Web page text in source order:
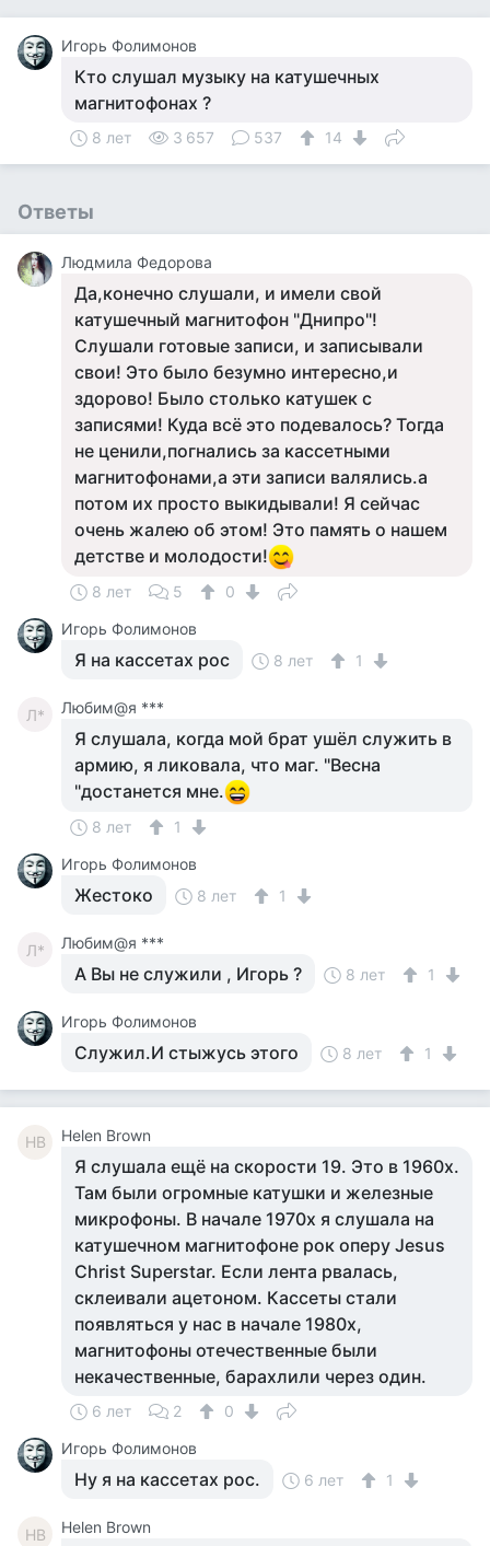
Игорь Фолимонов
Кто слушал музыку на катушечных
магнитофонах ?
8 лет 3 657 537 14
Ответы
Людмила Федорова
Да,конечно слушали, и имели свой
катушечный магнитофон "Днипро"!
Слушали готовые записи, и записывали
свои! Это было безумно интересно,и
здорово! Было столько катушек с
записями! Куда всё это подевалось? Тогда
не ценили,погнались за кассетными
магнитофонами,а эти записи валялись.а
потом их просто выкидывали! Я сейчас
очень жалею об этом! Это память о нашем
детстве и молодости!
8 лет 5
0
Игорь Фолимонов
Я на кассетах рос 8 лет 1
Л* Любим@я ***
Я слушала, когда мой брат ушёл служить в
армию, я ликовала, что маг. "Весна
"достанется мне.
8 лет
1
Игорь Фолимонов
Жестоко 8 лет 1
Л* Любим@я ***
А Вы не служили , Игорь ? 8 лет 1
Игорь Фолимонов
Служил.И стыжусь этого 8 лет 1
HB Helen Brown
Я слушала ещё на скорости 19. Это в 1960x.
Там были огромные катушки и железные
микрофоны. В начале 1970х я слушала на
катушечном магнитофоне рок оперу Jesus
Christ Superstar. Если лента рвалась,
склеивали ацетоном. Кассеты стали
появляться у нас в начале 1980х,
магнитофоны отечественные были
некачественные, барахлили через один.
6 лет 2
0
Игорь Фолимонов
Ну я на кассетах рос. 6 лет 1
HB Helen Brown